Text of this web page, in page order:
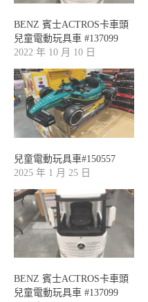
BENZ 賓士ACTROS卡車頭
兒童電動玩具車 #137099
2022 年 10 月 10 日
兒童電動玩具車#150557
2025 年 1 月 25 日
BENZ 賓士ACTROS卡車頭
兒童電動玩具車 #137099